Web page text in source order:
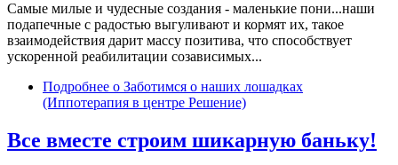
Самые милые и чудесные создания - маленькие пони...наши
подапечные с радостью выгуливают и кормят их, такое
взаимодействия дарит массу позитива, что способствует
ускоренной реабилитации созависимых...
Подробнее о Заботимся о наших лошадках
(Иппотерапия в центре Решение)
Все вместе строим шикарную баньку!